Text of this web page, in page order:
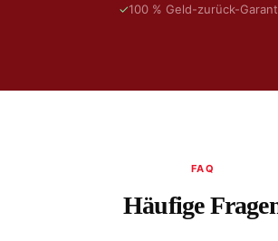
✓100 % Geld-zurück-
FAQ
Häufige